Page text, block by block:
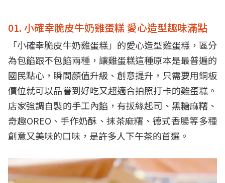
01. 小確幸脆皮牛奶雞蛋糕 愛心造型趣味滿點
「小確幸脆皮牛奶雞蛋糕」的愛心造型雞蛋糕，區分
為包餡跟不包餡兩種，讓雞蛋糕這種原本是最普遍的
國民點心，瞬間顏值升級、創意提升，只需要用銅板
價位就可以品嘗到好吃又超適合拍照打卡的雞蛋糕。
店家強調自製的手工內餡，有拔絲起司、黑糖麻糬、
奇趣OREO、手作奶酥、抹茶麻糬、德式香腸等多種
創意又美味的口味，是許多人下午茶的首選。